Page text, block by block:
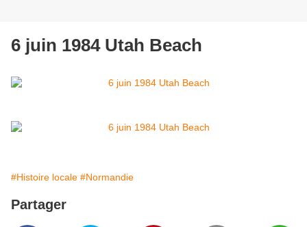
6 juin 1984 Utah Beach
#Histoire locale #Normandie
Partager